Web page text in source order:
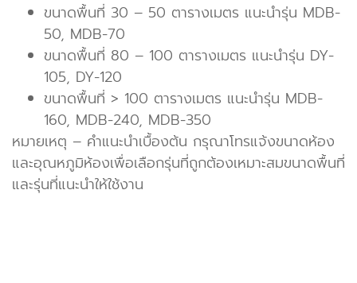
ขนาดพื้นที่ 30 – 50 ตารางเมตร แนะนำรุ่น MDB-
50, MDB-70
ขนาดพื้นที่ 80 – 100 ตารางเมตร แนะนำรุ่น DY-
105, DY-120
ขนาดพื้นที่ > 100 ตารางเมตร แนะนำรุ่น MDB-
160, MDB-240, MDB-350
หมายเหตุ – คำแนะนำเบื้องต้น กรุณาโทรแจ้งขนาดห้อง
และอุณหภูมิห้องเพื่อเลือกรุ่นที่ถูกต้องเหมาะสมขนาดพื้นที่
และรุ่นที่แนะนำให้ใช้งาน